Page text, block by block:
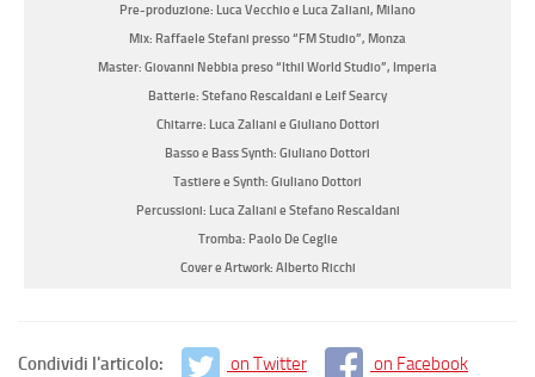
Pre-produzione: Luca Vecchio e Luca Zaliani, Milano
Mix: Raffaele Stefani presso “FM Studio”, Monza
Master: Giovanni Nebbia preso “Ithil World Studio”, Imperia
Batterie: Stefano Rescaldani e Leif Searcy
Chitarre: Luca Zaliani e Giuliano Dottori
Basso e Bass Synth: Giuliano Dottori
Tastiere e Synth: Giuliano Dottori
Percussioni: Luca Zaliani e Stefano Rescaldani
Tromba: Paolo De Ceglie
Cover e Artwork: Alberto Ricchi
Condividi l'articolo: on Twitter on Facebook